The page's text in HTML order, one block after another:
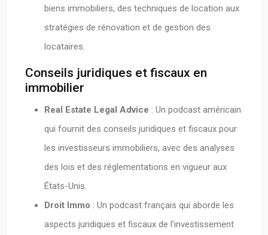
biens immobiliers, des techniques de location aux
stratégies de rénovation et de gestion des
locataires.
Conseils juridiques et fiscaux en
immobilier
Real Estate Legal Advice : Un podcast américain
qui fournit des conseils juridiques et fiscaux pour
les investisseurs immobiliers, avec des analyses
des lois et des réglementations en vigueur aux
États-Unis.
Droit Immo : Un podcast français qui aborde les
aspects juridiques et fiscaux de l’investissement